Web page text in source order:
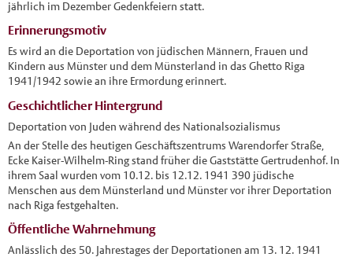
jährlich im Dezember Gedenkfeiern statt.
Erinnerungsmotiv
Es wird an die Deportation von jüdischen Männern, Frauen und
Kindern aus Münster und dem Münsterland in das Ghetto Riga
1941/1942 sowie an ihre Ermordung erinnert.
Geschichtlicher Hintergrund
Deportation von Juden während des Nationalsozialismus
An der Stelle des heutigen Geschäftszentrums Warendorfer Straße,
Ecke Kaiser-Wilhelm-Ring stand früher die Gaststätte Gertrudenhof. In
ihrem Saal wurden vom 10.12. bis 12.12. 1941 390 jüdische
Menschen aus dem Münsterland und Münster vor ihrer Deportation
nach Riga festgehalten.
Öffentliche Wahrnehmung
Anlässlich des 50. Jahrestages der Deportationen am 13. 12. 1941